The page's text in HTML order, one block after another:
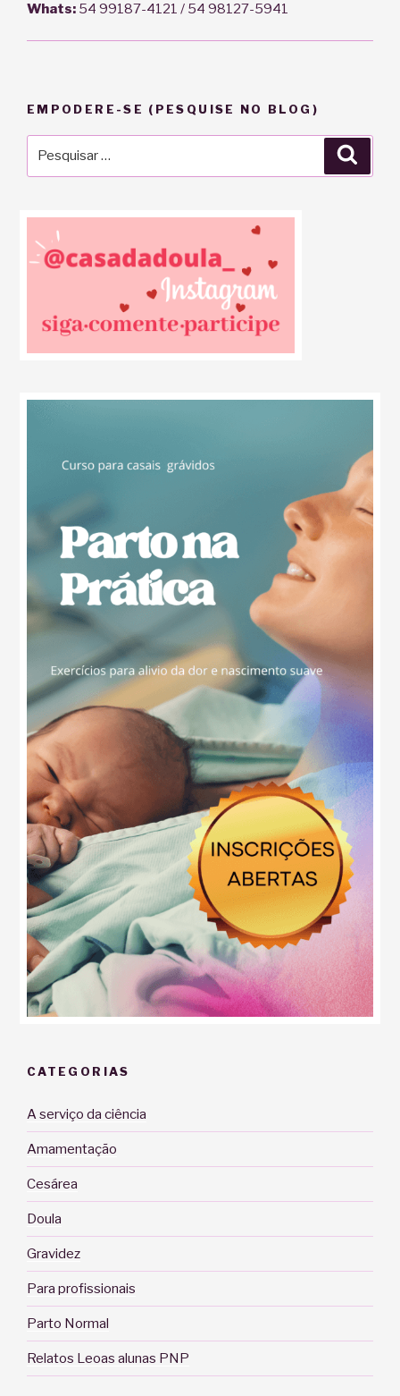
Whats: 54 99187-4121 / 54 98127-5941
EMPODERE-SE (PESQUISE NO BLOG)
CATEGORIAS
A serviço da ciência
Amamentação
Cesárea
Doula
Gravidez
Para profissionais
Parto Normal
Relatos Leoas alunas PNP